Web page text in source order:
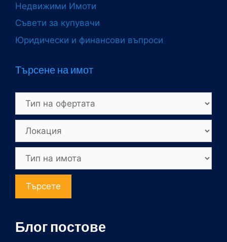
Недвижими Имоти
Съвети за купувачи
Юридически и финансови въпроси
Търсене на имот
Търсете
Блог постове